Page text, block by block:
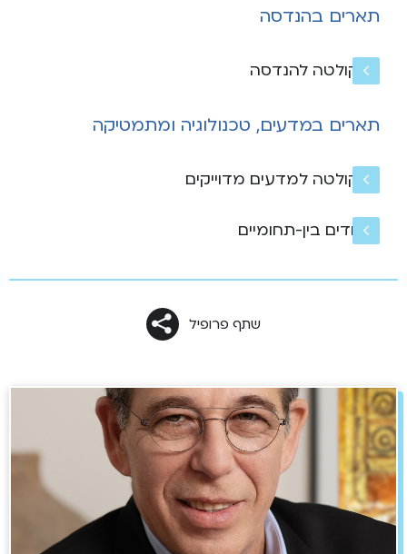
תארים בהנדסה
הפקולטה להנדסה
תארים במדעים, טכנולוגיה ומתמטיקה
הפקולטה למדעים מדוייקים
לימודים בין-תחומיים
שתף פרופיל